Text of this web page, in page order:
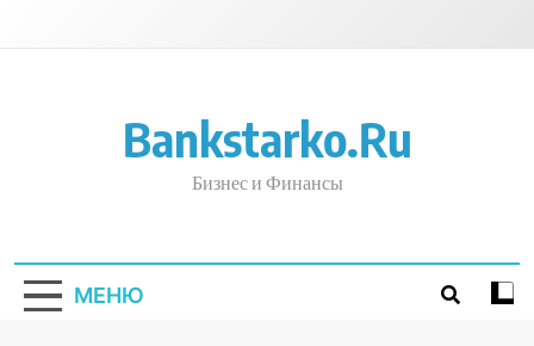
Bankstarko.ru
Бизнес и Финансы
МЕНЮ